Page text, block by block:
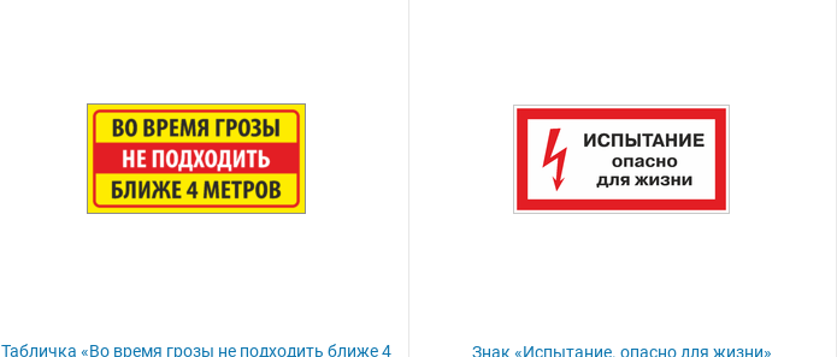
Табличка «Во время грозы не подходить ближе 4
Знак «Испытание. опасно для жизни»